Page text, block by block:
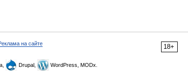
18+
на сайте
Drupal, WordPress, MODx.